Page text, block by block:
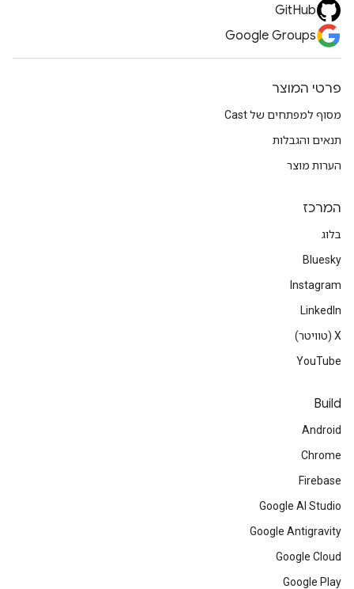
GitHub
Google Groups
פרטי המוצר
מסוף למפתחים של Cast
תנאים והגבלות
הערות מוצר
המרכז
בלוג
Bluesky
Instagram
LinkedIn
‫X (טוויטר)
YouTube
Build
Android
Chrome
Firebase
Google AI Studio
Google Antigravity
Google Cloud
Google Play